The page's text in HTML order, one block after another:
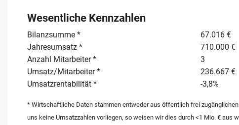
Wesentliche Kennzahlen
Bilanzsumme *
67.016 €
Jahresumsatz *
710.000 €
Anzahl Mitarbeiter *
3
Umsatz/Mitarbeiter *
236.667 €
Umsatzrentabilität *
-3,8%
* Wirtschaftliche Daten stammen entweder aus öffentlich frei
uns keine Umsatzzahlen vorliegen, so weisen wir dies durch <1 Mio. € aus